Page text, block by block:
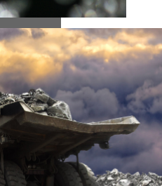
Swiss SA
des
éthiques